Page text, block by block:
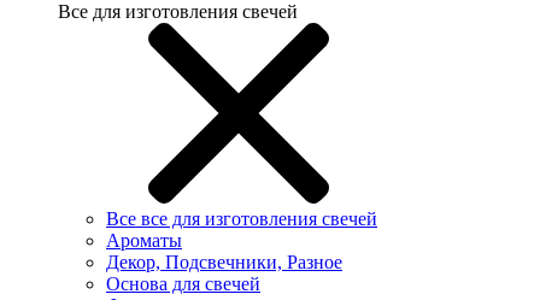
Все для изготовления свечей
Все все для изготовления свечей
Ароматы
Декор, Подсвечники, Разное
Основа для свечей